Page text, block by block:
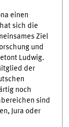
einen
sich die
Ziel
und
Ludwig.
der
noch
sind
Jura oder